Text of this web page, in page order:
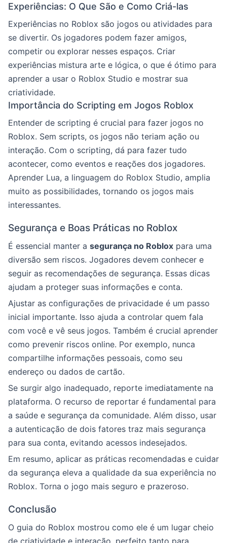
Experiências: O Que São e Como Criá-las
Experiências no Roblox são jogos ou atividades para
se divertir. Os jogadores podem fazer amigos,
competir ou explorar nesses espaços. Criar
experiências mistura arte e lógica, o que é ótimo para
aprender a usar o Roblox Studio e mostrar sua
criatividade.
Importância do Scripting em Jogos Roblox
Entender de scripting é crucial para fazer jogos no
Roblox. Sem scripts, os jogos não teriam ação ou
interação. Com o scripting, dá para fazer tudo
acontecer, como eventos e reações dos jogadores.
Aprender Lua, a linguagem do Roblox Studio, amplia
muito as possibilidades, tornando os jogos mais
interessantes.
Segurança e Boas Práticas no Roblox
É essencial manter a segurança no Roblox para uma
diversão sem riscos. Jogadores devem conhecer e
seguir as recomendações de segurança. Essas dicas
ajudam a proteger suas informações e conta.
Ajustar as configurações de privacidade é um passo
inicial importante. Isso ajuda a controlar quem fala
com você e vê seus jogos. Também é crucial aprender
como prevenir riscos online. Por exemplo, nunca
compartilhe informações pessoais, como seu
endereço ou dados de cartão.
Se surgir algo inadequado, reporte imediatamente na
plataforma. O recurso de reportar é fundamental para
a saúde e segurança da comunidade. Além disso, usar
a autenticação de dois fatores traz mais segurança
para sua conta, evitando acessos indesejados.
Em resumo, aplicar as práticas recomendadas e cuidar
da segurança eleva a qualidade da sua experiência no
Roblox. Torna o jogo mais seguro e prazeroso.
Conclusão
O guia do Roblox mostrou como ele é um lugar cheio
de criatividade e interação, perfeito tanto para